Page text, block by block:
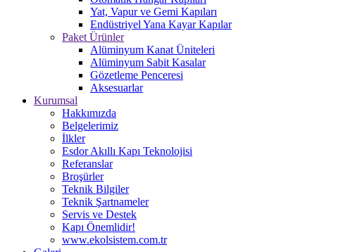
Yat, Vapur ve Gemi Kapıları
Endüstriyel Yana Kayar Kapılar
Paket Ürünler
Alüminyum Kanat Üniteleri
Alüminyum Sabit Kasalar
Gözetleme Penceresi
Aksesuarlar
Kurumsal
Hakkımızda
Belgelerimiz
İlkler
Esdor Akıllı Kapı Teknolojisi
Referanslar
Broşürler
Teknik Bilgiler
Teknik Şartnameler
Servis ve Destek
Kapı Önemlidir!
www.ekolsistem.com.tr